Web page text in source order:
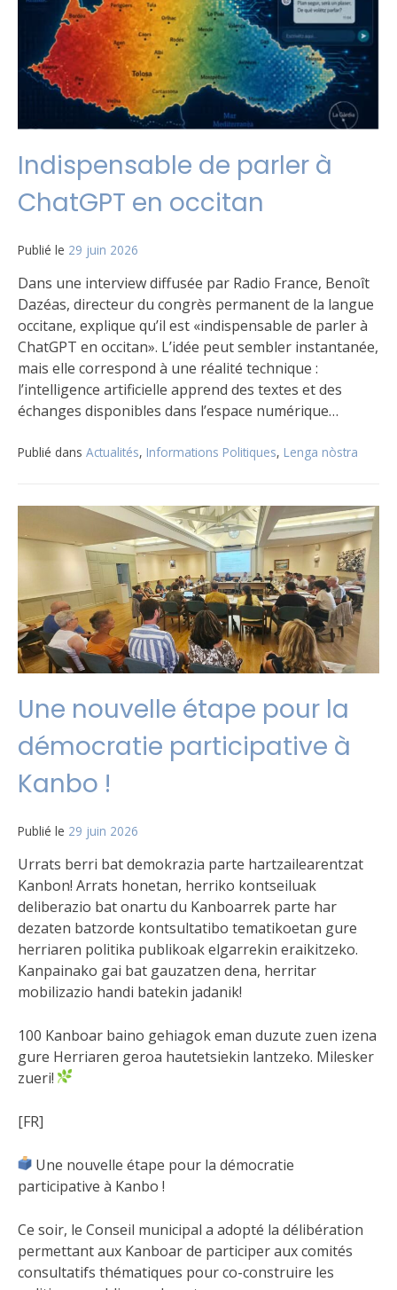
Indispensable de parler à
ChatGPT en occitan
Publié le 29 juin 2026
Dans une interview diffusée par Radio France, Benoît
Dazéas, directeur du congrès permanent de la langue
occitane, explique qu’il est «indispensable de parler à
ChatGPT en occitan». L’idée peut sembler instantanée,
mais elle correspond à une réalité technique :
l’intelligence artificielle apprend des textes et des
échanges disponibles dans l’espace numérique…
Publié dans Actualités, Informations Politiques, Lenga nòstra
Une nouvelle étape pour la
démocratie participative à
Kanbo !
Publié le 29 juin 2026
Urrats berri bat demokrazia parte hartzailearentzat
Kanbon! Arrats honetan, herriko kontseiluak
deliberazio bat onartu du Kanboarrek parte har
dezaten batzorde kontsultatibo tematikoetan gure
herriaren politika publikoak elgarrekin eraikitzeko.
Kanpainako gai bat gauzatzen dena, herritar
mobilizazio handi batekin jadanik!
100 Kanboar baino gehiagok eman duzute zuen izena
gure Herriaren geroa hautetsiekin lantzeko. Milesker
zueri!
[FR]
Une nouvelle étape pour la démocratie
participative à Kanbo !
Ce soir, le Conseil municipal a adopté la délibération
permettant aux Kanboar de participer aux comités
consultatifs thématiques pour co-construire les